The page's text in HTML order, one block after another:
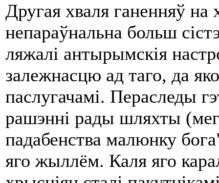
Другая хваля ганенняў на
непараўнальна больш
ляжалі антырымскія
залежнасцю ад таго, да
паслугачамі. Пераследы
рашэнні рады шляхты
падабенства малюнку
яго жыллём. Каля яго